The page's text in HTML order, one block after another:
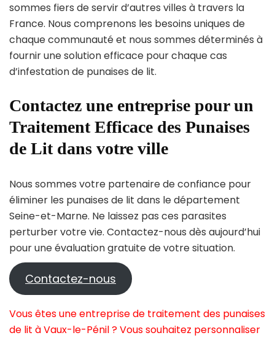
sommes fiers de servir d’autres villes à travers la
France. Nous comprenons les besoins uniques de
chaque communauté et nous sommes déterminés à
fournir une solution efficace pour chaque cas
d’infestation de punaises de lit.
Contactez une entreprise pour un
Traitement Efficace des Punaises
de Lit dans votre ville
Nous sommes votre partenaire de confiance pour
éliminer les punaises de lit dans le département
Seine-et-Marne. Ne laissez pas ces parasites
perturber votre vie. Contactez-nous dès aujourd’hui
pour une évaluation gratuite de votre situation.
Contactez-nous
Vous êtes une entreprise de traitement des punaises
de lit à Vaux-le-Pénil ? Vous souhaitez personnaliser